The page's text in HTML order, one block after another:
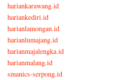
hariankarawang.id
hariankediri.id
harianlamongan.id
harianlumajang.id
harianmajalengka.id
harianmalang.id
smanics-serpong.id